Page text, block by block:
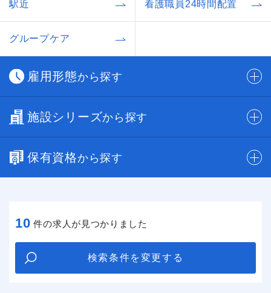
駅近 看護職員24時間配置
グループケア
雇用形態から探す
施設シリーズから探す
保有資格から探す
10 件の求人が見つかりました
検索条件を変更する